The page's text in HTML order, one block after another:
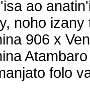
ao
noho
906 x
folo